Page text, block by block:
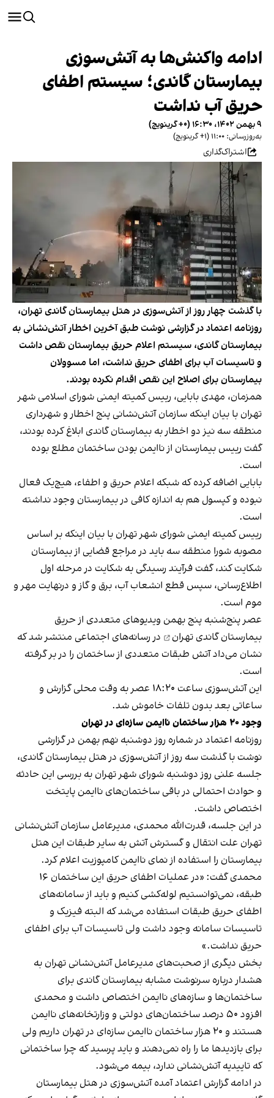
ادامه واکنش‌ها به آتش‌سوزی
بیمارستان گاندی؛ سیستم اطفای
حریق آب نداشت
۹ بهمن ۱۴۰۲، ۱۶:۳۰ (‎+۰ گرینویچ)
به‌روزرسانی: ۱۱:۰۰ (‎+۱ گرینویچ)
اشتراک‌گذاری
با گذشت چهار روز از آتش‌سوزی در هتل بیمارستان گاندی تهران،
روزنامه اعتماد در گزارشی نوشت طبق آخرین اخطار آتش‌نشانی به
بیمارستان گاندی، سیستم اعلام حریق بیمارستان نقص داشت
و تاسیسات آب برای اطفای حریق نداشت، اما مسوولان
بیمارستان برای اصلاح این نقص اقدام نکرده بودند.
همزمان، مهدی بابایی، رییس کمیته ایمنی شورای اسلامی شهر
تهران با بیان اینکه سازمان آتش‌نشانی پنج اخطار و شهرداری
منطقه سه نیز دو اخطار به بیمارستان گاندی ابلاغ کرده بودند،
گفت رییس بیمارستان از ناایمن بودن ساختمان مطلع بوده
است.
بابایی اضافه کرده که شبکه اعلام حریق و اطفاء، هیچ‌یک فعال
نبوده و کپسول هم به اندازه کافی در بیمارستان وجود نداشته
است.
رییس کمیته ایمنی شورای شهر تهران با بیان اینکه بر اساس
مصوبه شورا منطقه سه باید در مراجع قضایی از بیمارستان
شکایت کند، گفت فرآیند رسیدگی به شکایت در مرحله اول
اطلاع‌رسانی، سپس قطع انشعاب آب، برق و گاز و درنهایت مهر و
موم است.
عصر پنج‌شنبه پنج بهمن ویدیوهای متعددی از حریق
بیمارستان گاندی تهران
در رسانه‌های اجتماعی منتشر شد که
نشان می‌داد آتش طبقات متعددی از ساختمان را در بر گرفته
است.
این آتش‌سوزی ساعت ۱۸:۲۰ عصر به وقت محلی گزارش و
ساعاتی بعد بدون تلفات خاموش شد.
وجود ۲۰ هزار ساختمان ناایمن سازه‌ای در تهران
روزنامه اعتماد در شماره روز دوشنبه نهم بهمن درگزارشی
نوشت با گذشت سه روز از آتش‌سوزی در هتل بیمارستان گاندی،
جلسه علنی روز دوشنبه شورای شهر تهران به بررسی این حادثه
و حوادث احتمالی در باقی ساختمان‌های ناایمن پایتخت
اختصاص داشت.
در این جلسه، قدرت‌الله محمدی، مدیرعامل سازمان آتش‌نشانی
تهران علت انتقال و گسترش آتش به سایر طبقات این هتل
بیمارستان را استفاده از نمای ناایمن کامپوزیت اعلام کرد.
محمدی گفت: «در عملیات اطفای حریق این ساختمان ۱۶
طبقه، نمی‌توانستیم لوله‌کشی کنیم و باید از سامانه‌های
اطفای حریق طبقات استفاده می‌شد که البته فیزیک و
تاسیسات سامانه وجود داشت ولی تاسیسات آب برای اطفای
حریق نداشت.»
بخش دیگری از صحبت‌های مدیرعامل آتش‌نشانی تهران به
هشدار درباره سرنوشت مشابه بیمارستان گاندی برای
ساختمان‌ها و سازه‌های ناایمن اختصاص داشت و محمدی
افزود ۵۰ درصد ساختمان‌های دولتی و وزارتخانه‌های ناایمن
هستند و ۲۰ هزار ساختمان ناایمن سازه‌ای در تهران داریم ولی
برای بازدیدها ما را راه نمی‌دهند و باید پرسید که چرا ساختمانی
که تاییدیه آتش‌نشانی ندارد، بیمه می‌شود.
در ادامه گزارش اعتماد آمده آتش‌سوزی در هتل بیمارستان